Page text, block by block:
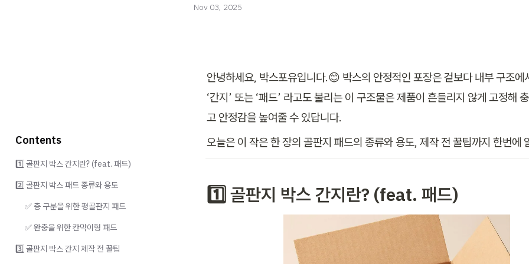
Nov 03, 2025
안녕하세요, 박스포유입니다.😊 박스의 안정적인 포장은 겉보다 내부 구조에
‘간지’ 또는 ‘패드’ 라고도 불리는 이 구조물은 제품이 흔들리지 않게 고정해
고 안정감을 높여줄 수 있답니다.
오늘은 이 작은 한 장의 골판지 패드의 종류와 용도, 제작 전 꿀팁까지 한번에
1️⃣ 골판지 박스 간지란? (feat. 패드)
Contents
1️⃣ 골판지 박스 간지란? (feat. 패드)
2️⃣ 골판지 박스 패드 종류와 용도
✅ 층 구분을 위한 평골판지 패드
✅ 완충을 위한 칸막이형 패드
3️⃣ 골판지 박스 간지 제작 전 꿀팁